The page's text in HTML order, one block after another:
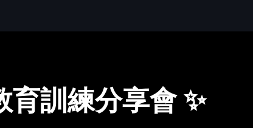
育訓練分享會 ✨